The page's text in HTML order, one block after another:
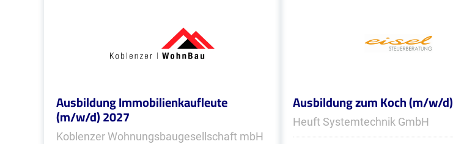
Ausbildung Immobilienkaufleute
(m/w/d) 2027
Koblenzer Wohnungsbaugesellschaft mbH
Ausbildung zum Koch (m/w/d)
Heuft Systemtechnik GmbH